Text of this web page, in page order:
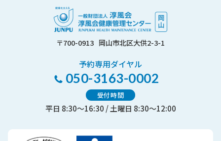
〒700-0913 岡山市北区大供2-3-1
予約専用ダイヤル
050-3163-0002
受付時間
平日 8:30～16:30 / 土曜日 8:30～12:00